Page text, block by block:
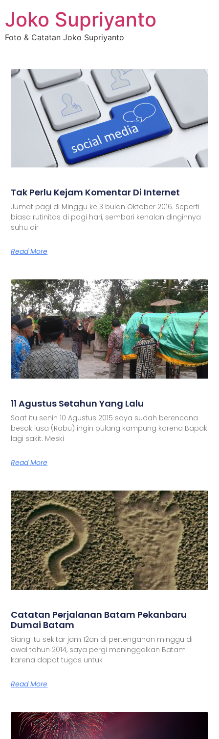
Joko Supriyanto
Foto & Catatan Joko Supriyanto
Tak Perlu Kejam Komentar Di Internet
Jumat pagi di Minggu ke 3 bulan Oktober 2016. Seperti
biasa rutinitas di pagi hari, sembari kenalan dinginnya
suhu air
Read More
11 Agustus Setahun Yang Lalu
Saat itu senin 10 Agustus 2015 saya sudah berencana
besok lusa (Rabu) ingin pulang kampung karena Bapak
lagi sakit. Meski
Read More
Catatan Perjalanan Batam Pekanbaru
Dumai Batam
Siang itu sekitar jam 12an di pertengahan minggu di
awal tahun 2014, saya pergi meninggalkan Batam
karena dapat tugas untuk
Read More